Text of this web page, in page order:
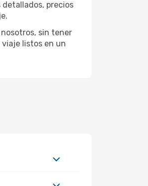
detallados, precios
sin tener
listos en un